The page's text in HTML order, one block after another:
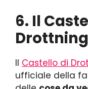
6. Il
Il Castello di
ufficiale della